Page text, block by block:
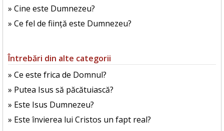
» Cine este Dumnezeu?
» Ce fel de ființă este Dumnezeu?
Întrebări din alte categorii
» Ce este frica de Domnul?
» Putea Isus să păcătuiască?
» Este Isus Dumnezeu?
» Este învierea lui Cristos un fapt real?